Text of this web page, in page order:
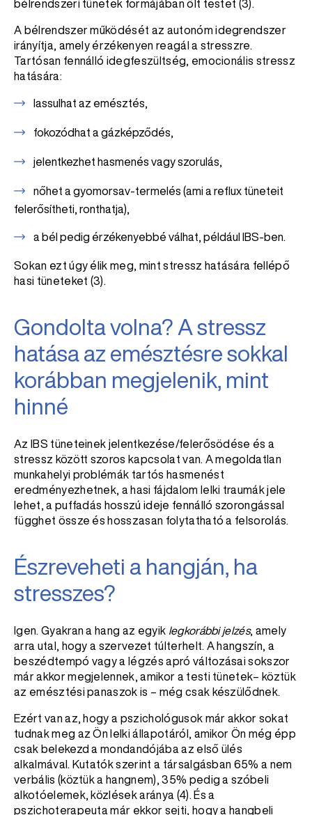
bélrendszeri tünetek formájában ölt testet (3).
A bélrendszer működését az autonóm idegrendszer
irányítja, amely érzékenyen reagál a stresszre.
Tartósan fennálló idegfeszültség, emocionális stressz
hatására:
lassulhat az emésztés,
fokozódhat a gázképződés,
jelentkezhet hasmenés vagy szorulás,
nőhet a gyomorsav-termelés (ami a reflux tüneteit
felerősítheti, ronthatja),
a bél pedig érzékenyebbé válhat, például IBS-ben.
Sokan ezt úgy élik meg, mint stressz hatására fellépő
hasi tüneteket (3).
Gondolta volna? A stressz
hatása az emésztésre sokkal
korábban megjelenik, mint
hinné
Az IBS tüneteinek jelentkezése/felerősödése és a
stressz között szoros kapcsolat van. A megoldatlan
munkahelyi problémák tartós hasmenést
eredményezhetnek, a hasi fájdalom lelki traumák jele
lehet, a puffadás hosszú ideje fennálló szorongással
függhet össze és hosszasan folytatható a felsorolás.
Észreveheti a hangján, ha
stresszes?
Igen. Gyakran a hang az egyik legkorábbi jelzés, amely
arra utal, hogy a szervezet túlterhelt. A hangszín, a
beszédtempó vagy a légzés apró változásai sokszor
már akkor megjelennek, amikor a testi tünetek– köztük
az emésztési panaszok is – még csak készülődnek.
Ezért van az, hogy a pszichológusok már akkor sokat
tudnak meg az Ön lelki állapotáról, amikor Ön még épp
csak belekezd a mondandójába az első ülés
alkalmával. Kutatók szerint a társalgásban 65% a nem
verbális (köztük a hangnem), 35% pedig a szóbeli
alkotóelemek, közlések aránya (4). És a
pszichoterapeuta már ekkor sejti, hogy a hangbeli